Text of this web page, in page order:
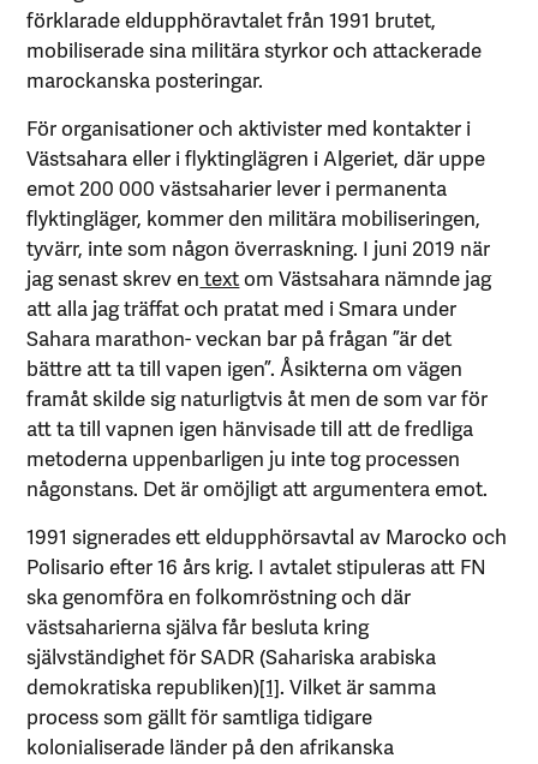
förklarade eldupphöravtalet från 1991 brutet,
mobiliserade sina militära styrkor och attackerade
marockanska posteringar.
För organisationer och aktivister med kontakter i
Västsahara eller i flyktinglägren i Algeriet, där uppe
emot 200 000 västsaharier lever i permanenta
flyktingläger, kommer den militära mobiliseringen,
tyvärr, inte som någon överraskning. I juni 2019 när
jag senast skrev en textom Västsahara nämnde jag
att alla jag träffat och pratat med i Smara under
Sahara marathon- veckan bar på frågan ”är det
bättre att ta till vapen igen”. Åsikterna om vägen
framåt skilde sig naturligtvis åt men de som var för
att ta till vapnen igen hänvisade till att de fredliga
metoderna uppenbarligen ju inte tog processen
någonstans. Det är omöjligt att argumentera emot.
1991 signerades ett eldupphörsavtal av Marocko och
Polisario efter 16 års krig. I avtalet stipuleras att FN
ska genomföra en folkomröstning och där
västsaharierna själva får besluta kring
självständighet för SADR (Sahariska arabiska
demokratiska republiken)[1]. Vilket är samma
process som gällt för samtliga tidigare
kolonialiserade länder på den afrikanska